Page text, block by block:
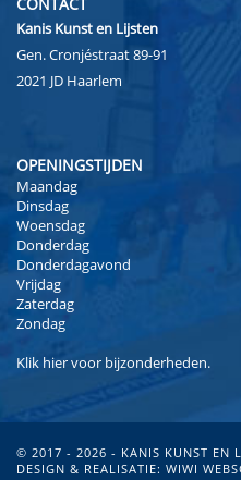
CONTACT
Kanis Kunst en Lijsten
Gen. Cronjéstraat 89-91
2021 JD Haarlem
OPENINGSTIJDEN
Maandag
Dinsdag
Woensdag
Donderdag
Donderdagavond
Vrijdag
Zaterdag
Zondag
Klik hiervoor bijzonderheden.
© 2017 - 2026 - KANIS KUNST EN
DESIGN & REALISATIE: WIWI